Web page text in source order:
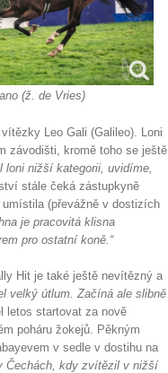
(ž. de Vries)
Leo Gali (Galileo). Loni
závodišti, kromě toho se ještě
loni nižší kategorii, uvidíme,
stále čeká zástupkyně
(převážně v dostizích
je pracovitá klisna
pro ostatní koně.“
Hit je také ještě nevítězný a
velký útlum. Začíná ale slibně
letos startovat za nově
poháru žokejů. Pěkným
v sedle v dostihu na
Čechách, kdy zvítězil v nižší